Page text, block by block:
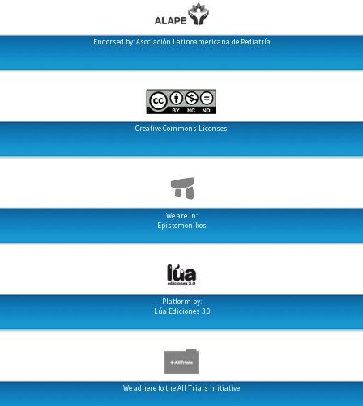
Endorsed by: Asociación Latinoamericana de Pediatría
Creative Commons Licenses
We are in:
Epistemonikos
Platform by:
Lúa Ediciones 3.0
We adhere to the All Trials initiative